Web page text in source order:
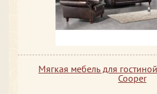
Мягкая мебель для
Cooper